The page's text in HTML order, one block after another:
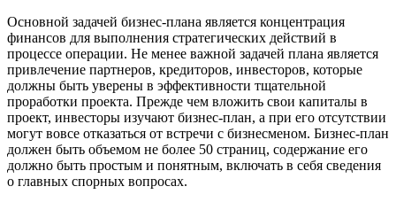
Основной задачей бизнес-плана является концентрация
финансов для выполнения стратегических действий в
процессе операции. Не менее важной задачей плана является
привлечение партнеров, кредиторов, инвесторов, которые
должны быть уверены в эффективности тщательной
проработки проекта. Прежде чем вложить свои капиталы в
проект, инвесторы изучают бизнес-план, а при его отсутствии
могут вовсе отказаться от встречи с бизнесменом. Бизнес-план
должен быть объемом не более 50 страниц, содержание его
должно быть простым и понятным, включать в себя сведения
о главных спорных вопросах.